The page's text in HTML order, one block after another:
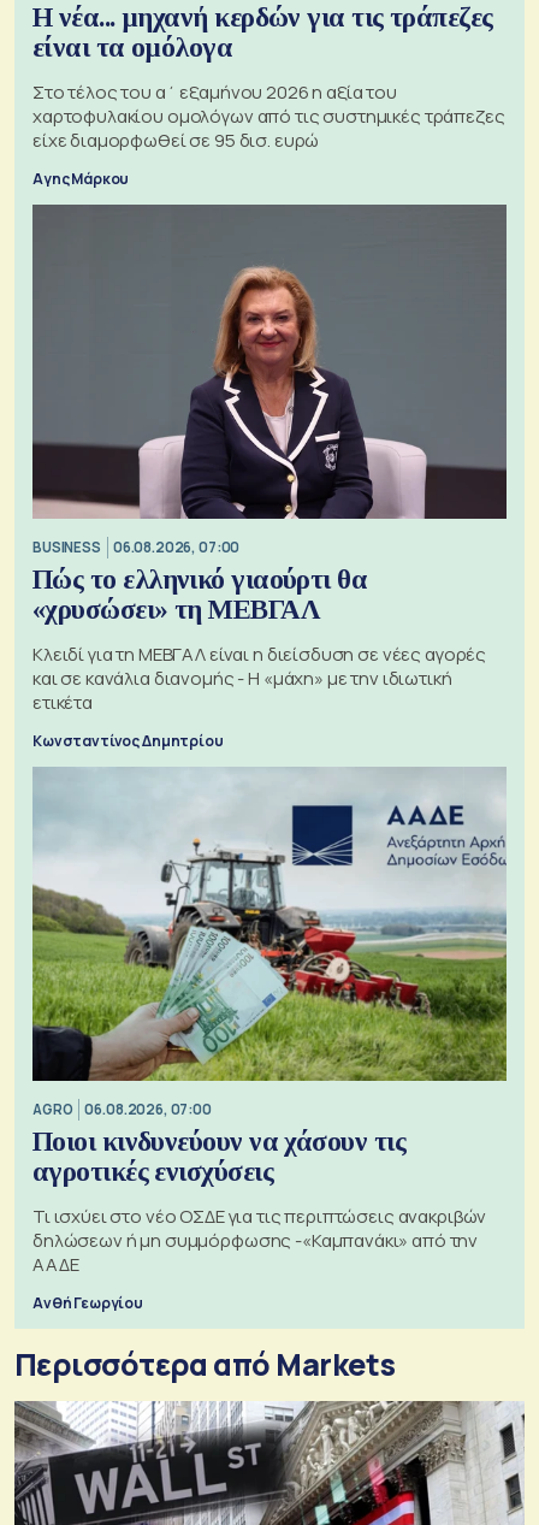
Η νέα... μηχανή κερδών για τις τράπεζες
είναι τα ομόλογα
Στο τέλος του α΄ εξαμήνου 2026 η αξία του
χαρτοφυλακίου ομολόγων από τις συστημικές τράπεζες
είχε διαμορφωθεί σε 95 δισ. ευρώ
Αγης Μάρκου
BUSINESS 06.08.2026, 07:00
Πώς το ελληνικό γιαούρτι θα
«χρυσώσει» τη ΜΕΒΓΑΛ
Κλειδί για τη ΜΕΒΓΑΛ είναι η διείσδυση σε νέες αγορές
και σε κανάλια διανομής - Η «μάχη» με την ιδιωτική
ετικέτα
Κωνσταντίνος Δημητρίου
AGRO 06.08.2026, 07:00
Ποιοι κινδυνεύουν να χάσουν τις
αγροτικές ενισχύσεις
Τι ισχύει στο νέο ΟΣΔΕ για τις περιπτώσεις ανακριβών
δηλώσεων ή μη συμμόρφωσης -«Καμπανάκι» από την
ΑΑΔΕ
Ανθή Γεωργίου
Περισσότερα από Markets